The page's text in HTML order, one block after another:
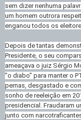
sem dizer nenhuma
um homem outrora
enganou todos os
Depois de tantas
Presidente, o seu
ameaçava o juiz Sérgio
"o diabo" para manter o
pernas, desgastado e
sonho de reeleição em
presidencial. Fraudaram
junto com